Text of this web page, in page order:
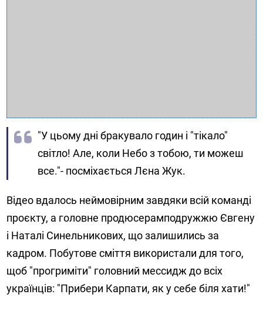
"У цьому дні бракувало годин і "тікало"
світло! Але, коли Небо з тобою, ти можеш
все."- посміхається Лєна Жук.
Відео вдалось неймовірним завдяки всій команді
проєкту, а головне продюсерамподружжю Євгену
і Наталі Синельникових, що залишились за
кадром. Побутове сміття використали для того,
щоб "прогриміти" головний мессидж до всіх
українців: "Прибери Карпати, як у себе біля хати!"